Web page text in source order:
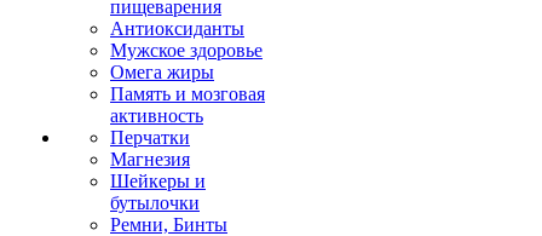
пищеварения
Антиоксиданты
Мужское здоровье
Омега жиры
Память и мозговая
активность
Перчатки
Магнезия
Шейкеры и
бутылочки
Ремни, Бинты